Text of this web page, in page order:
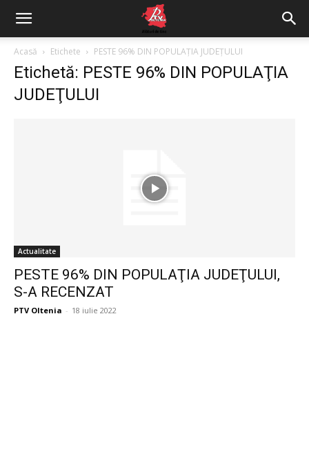
Acasă Etichete PESTE 96% DIN POPULAŢIA JUDEŢULUI
Etichetă: PESTE 96% DIN POPULAŢIA
JUDEŢULUI
Actualitate
PESTE 96% DIN POPULAŢIA JUDEŢULUI,
S-A RECENZAT
PTV Oltenia - 18 iulie 2022